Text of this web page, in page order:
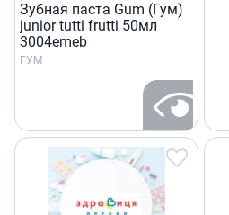
Зубная паста Gum (Гум)
junior tutti frutti 50мл
3004emeb
ГУМ